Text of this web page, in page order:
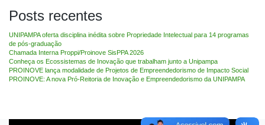
Posts recentes
UNIPAMPA oferta disciplina inédita sobre Propriedade Intelectual para 14 programas
de pós-graduação
Chamada Interna Proppi/Proinove SisPPA 2026
Conheça os Ecossistemas de Inovação que trabalham junto a Unipampa
PROINOVE lança modalidade de Projetos de Empreendedorismo de Impacto Social
PROINOVE: A nova Pró-Reitoria de Inovação e Empreendedorismo da UNIPAMPA